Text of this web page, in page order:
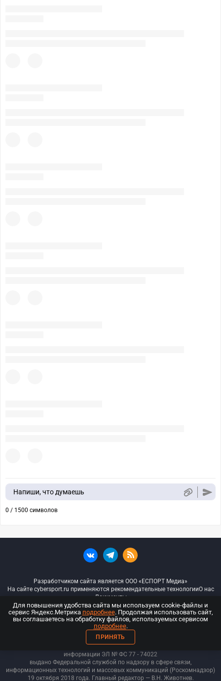
Напиши, что думаешь
0 / 1500 символов
Разработчиком сайта является ООО «ЕСПОРТ Медиа»
На сайте cybersport.ru применяются рекомендательные технологииО нас
Документы
© ООО «Киберспорт.ру» — Все права защищены
18+
ООО «Киберспорт.ру». Свидетельство о регистрации средств массовой
информации ЭЛ № ФС 77 - 74022
выдано Федеральной службой по надзору в сфере связи,
информационных технологий и массовых коммуникаций (Роскомнадзор)
19 октября 2018 года. Главный редактор — В.Н. Животнев.
Для повышения удобства сайта мы используем cookie-файлы и
сервис Яндекс.Метрика подробнее. Продолжая использовать сайт,
вы соглашаетесь на обработку файлов, используемых сервисом
подробнее.
ПРИНЯТЬ